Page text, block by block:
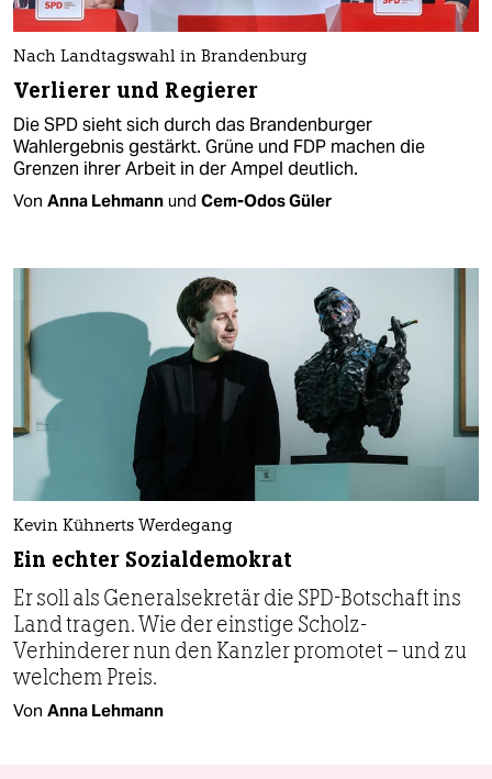
Nach Landtagswahl in Brandenburg
Verlierer und Regierer
Die SPD sieht sich durch das Brandenburger
Wahlergebnis gestärkt. Grüne und FDP machen die
Grenzen ihrer Arbeit in der Ampel deutlich.
Von Anna Lehmann und Cem-Odos Güler
Kevin Kühnerts Werdegang
Ein echter Sozialdemokrat
Er soll als Generalsekretär die SPD-Botschaft ins
Land tragen. Wie der einstige Scholz-
Verhinderer nun den Kanzler promotet – und zu
welchem Preis.
Von Anna Lehmann